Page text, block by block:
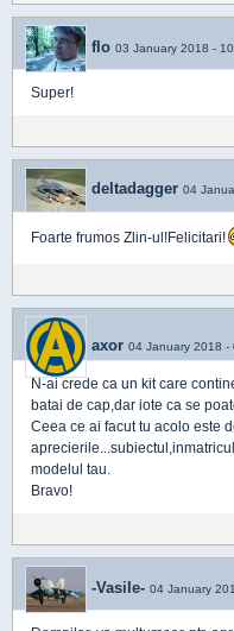
flo 03 January 2018 -
Super!
deltadagger 04
Foarte frumos Zlin-ul!Felicitari!
axor 04 January 2018 -
N-ai crede ca un kit care
batai de cap,dar iote ca se
Ceea ce ai facut tu acolo este
modelul tau.
Bravo!
-Vasile- 04 January